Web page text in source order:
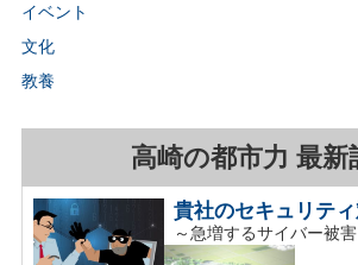
イベント
文化
教養
高崎の都市力 最新
貴社のセキュリテ
～急増するサイバー被害